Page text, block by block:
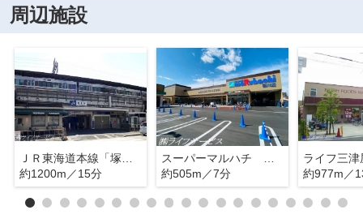
周辺施設
約1200m／15分
約505m／7分
ライフ三津
約977m／